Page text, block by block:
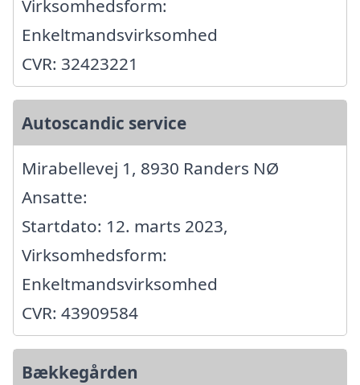
Virksomhedsform:
Enkeltmandsvirksomhed
CVR: 32423221
Autoscandic service
Mirabellevej 1, 8930 Randers NØ
Ansatte:
Startdato: 12. marts 2023,
Virksomhedsform:
Enkeltmandsvirksomhed
CVR: 43909584
Bækkegården